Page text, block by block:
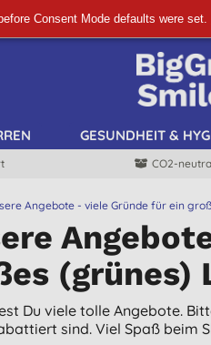
Consent Mode defaults were set.
ANMELDEN!
GESUNDHEIT &
CO2-
Angebote - viele Gründe für ein
(grünes)
Du viele tolle Angebote.
sind. Viel Spaß beim